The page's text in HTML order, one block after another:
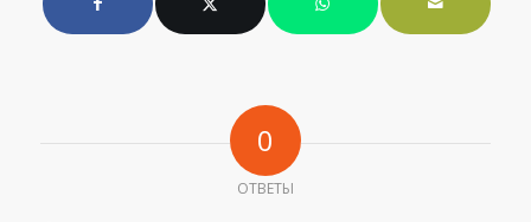
0
ОТВЕТЫ